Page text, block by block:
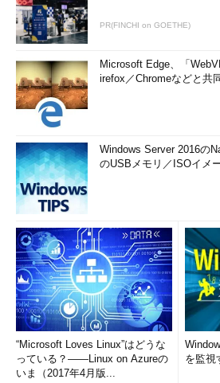
PR(FINCHI on GOETHE)
Microsoft Edge、「
irefox／Chromeなどと共
Windows Server 2016の
のUSBメモリ／ISOイメ
“Microsoft Loves Linux”はどうな
っている？――Linux on Azureの
いま（2017年4月版...
を監視